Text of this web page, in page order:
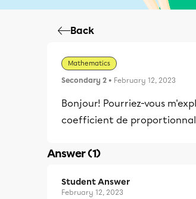
Back
Mathematics
Secondary 2 • February 12, 2023
Bonjour! Pourriez-vous
coefficient de
Answer (1)
Student Answer
February 12, 2023